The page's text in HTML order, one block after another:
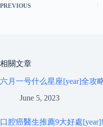
PREVIOUS
相關文章
六月一号什么星座[year]全攻
June 5, 2023
口腔癌醫生推薦9大好處